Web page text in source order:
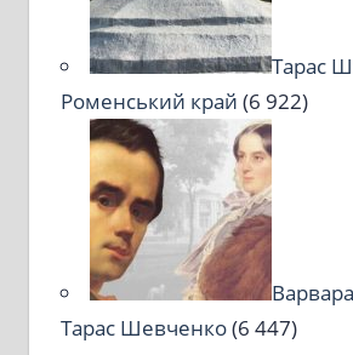
Тарас
Роменський край (6 922)
Тарас Шевченко(6 447)